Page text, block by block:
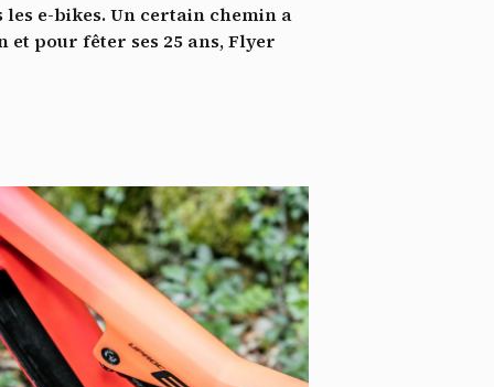
les e-bikes. Un certain chemin a
et pour fêter ses 25 ans, Flyer
me